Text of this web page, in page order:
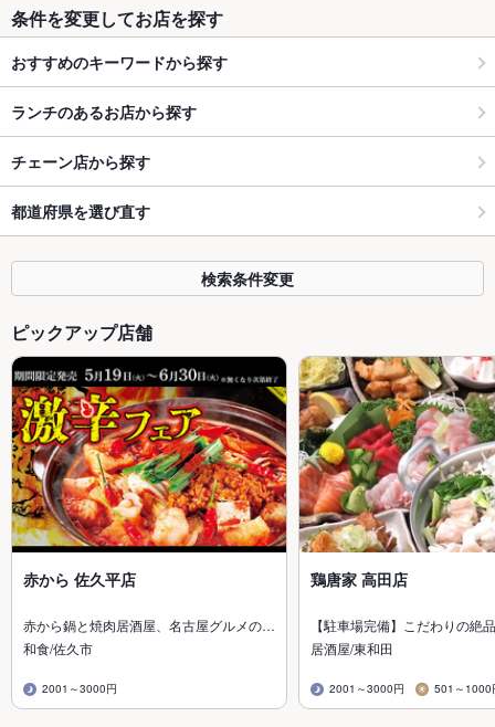
条件を変更してお店を探す
おすすめのキーワードから探す
ランチのあるお店から探す
チェーン店から探す
都道府県を選び直す
検索条件変更
ピックアップ店舗
赤から 佐久平店
赤から鍋と焼肉居酒屋、名古屋グルメの…
和食/佐久市
2001～3000円
鶏唐家 高田店
【駐車場完備】こだわりの絶
居酒屋/東和田
2001～3000円 501～1000